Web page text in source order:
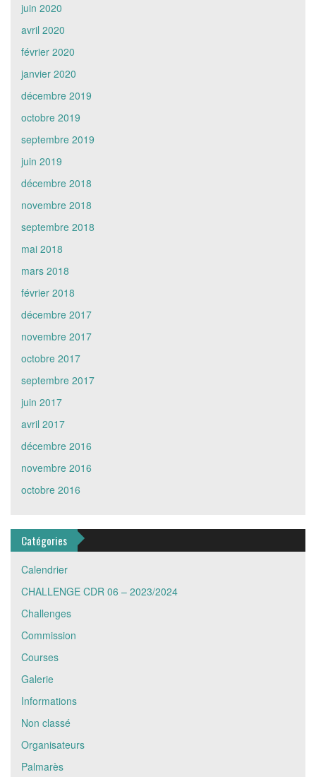
juin 2020
avril 2020
février 2020
janvier 2020
décembre 2019
octobre 2019
septembre 2019
juin 2019
décembre 2018
novembre 2018
septembre 2018
mai 2018
mars 2018
février 2018
décembre 2017
novembre 2017
octobre 2017
septembre 2017
juin 2017
avril 2017
décembre 2016
novembre 2016
octobre 2016
Catégories
Calendrier
CHALLENGE CDR 06 – 2023/2024
Challenges
Commission
Courses
Galerie
Informations
Non classé
Organisateurs
Palmarès